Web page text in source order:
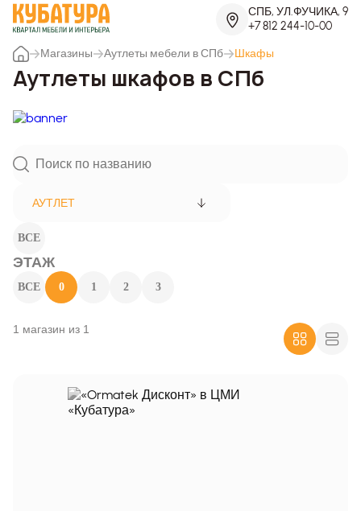
СПБ, УЛ.ФУЧИКА, 9
+7 812 244-10-00
Магазины
Аутлеты мебели в СПб Шкафы
Аутлеты шкафов в СПб
АУТЛЕТ
ВСЕ
ЭТАЖ
ВСЕ 0 1 2 3
1 магазин из 1